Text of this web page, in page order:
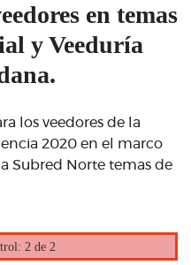
en temas
y Veeduría
los veedores de la
2020 en el marco
Subred Norte temas de
2 de 2